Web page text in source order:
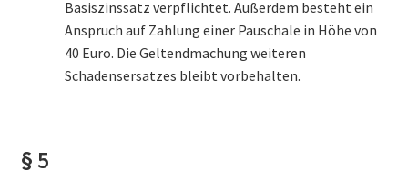
Basiszinssatz verpflichtet. Außerdem besteht ein
Anspruch auf Zahlung einer Pauschale in Höhe von
40 Euro. Die Geltendmachung weiteren
Schadensersatzes bleibt vorbehalten.
§ 5